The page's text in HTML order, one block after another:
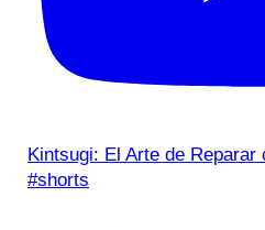
Kintsugi: El Arte de Reparar
#shorts